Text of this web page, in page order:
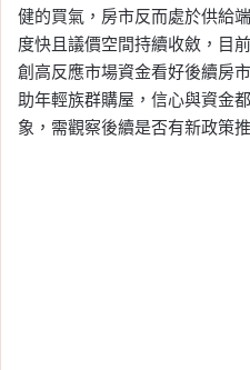
健的買氣，房市反而處於供給
度快且議價空間持續收斂，目
創高反應市場資金看好後續房
助年輕族群購屋，信心與資金
象，需觀察後續是否有新政策